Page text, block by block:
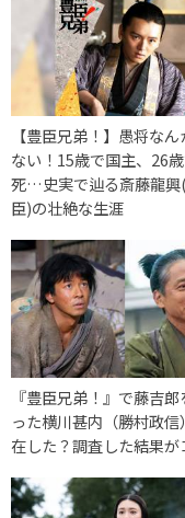
【豊臣兄弟！】愚将な
ない！15歳で国主、26
死…史実で辿る斎藤龍興
臣)の壮絶な生涯
『豊臣兄弟！』で藤吉
った横川甚内（勝村政信
在した？調査した結果が